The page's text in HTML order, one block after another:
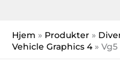
Hjem Produkter
Vehicle Graphics 4